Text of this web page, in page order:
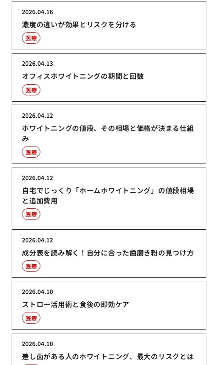
濃度の違いが効果とリスクを分ける
2026.04.16
医療
オフィスホワイトニングの期間と回数
2026.04.13
医療
ホワイトニングの値段、その相場と価格が決まる仕組
み
2026.04.12
医療
自宅でじっくり「ホームホワイトニング」の値段相場
と追加費用
2026.04.12
医療
成分表を読み解く！自分に合った歯磨き粉の見つけ方
2026.04.12
医療
ストロー活用術と食後の即効ケア
2026.04.10
医療
差し歯がある人のホワイトニング、最大のリスクとは
2026.04.10